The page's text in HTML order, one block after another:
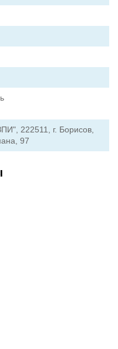
222511, г. Борисов,
97